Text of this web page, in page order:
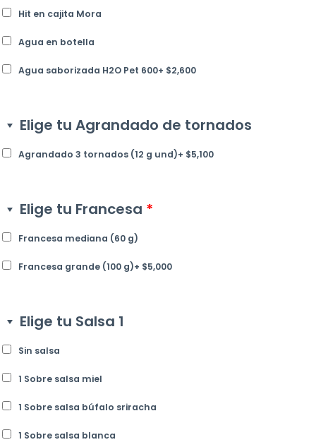
Hit en cajita Mora
Agua en botella
Agua saborizada H2O Pet 600+ $2,600
Elige tu Agrandado de tornados
Agrandado 3 tornados (12 g und)+ $5,100
Elige tu Francesa *
Francesa mediana (60 g)
Francesa grande (100 g)+ $5,000
Elige tu Salsa 1
Sin salsa
1 Sobre salsa miel
1 Sobre salsa búfalo sriracha
1 Sobre salsa blanca